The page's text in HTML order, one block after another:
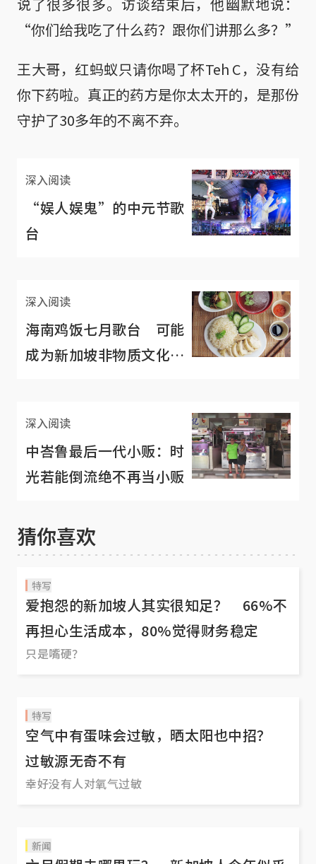
“你们给我吃了什么药？跟你们讲那么多？”
王大哥，红蚂蚁只请你喝了杯Teh C，没有给
你下药啦。真正的药方是你太太开的，是那份
守护了30多年的不离不弃。
深入阅读
“娱人娱鬼”的中元节歌
台
深入阅读
海南鸡饭七月歌台 可能
成为新加坡非物质文化遗
深入阅读
中峇鲁最后一代小贩：时
光若能倒流绝不再当小贩
猜你喜欢
特写
爱抱怨的新加坡人其实很知足？ 66%不
再担心生活成本，80%觉得财务稳定
只是嘴硬？
特写
空气中有蛋味会过敏，晒太阳也中招？
过敏源无奇不有
幸好没有人对氧气过敏
新闻